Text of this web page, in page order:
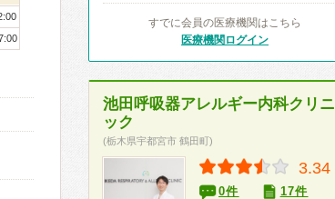
すでに会員の医療機関はこちら
医療機関ログイン
池田呼吸器アレルギー内科クリニ
ック
(栃木県宇都宮市 鶴田町)
3.34
0件 17件